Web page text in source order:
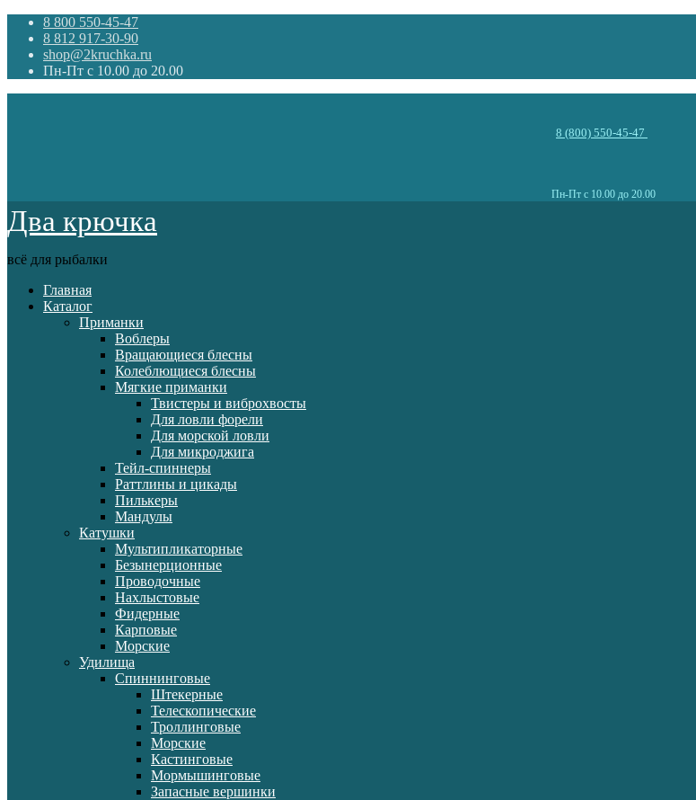
8 800 550-45-47
8 812 917-30-90
shop@2kruchka.ru
Пн-Пт с 10.00 до 20.00
8 (800) 550-45-47
Пн-Пт с 10.00 до 20.00
Два крючка
всё для рыбалки
Главная
Каталог
Приманки
Воблеры
Вращающиеся блесны
Колеблющиеся блесны
Мягкие приманки
Твистеры и виброхвосты
Для ловли форели
Для морской ловли
Для микроджига
Тейл-спиннеры
Раттлины и цикады
Пилькеры
Мандулы
Катушки
Мультипликаторные
Безынерционные
Проводочные
Нахлыстовые
Фидерные
Карповые
Морские
Удилища
Спиннинговые
Штекерные
Телескопические
Троллинговые
Морские
Кастинговые
Мормышинговые
Запасные вершинки